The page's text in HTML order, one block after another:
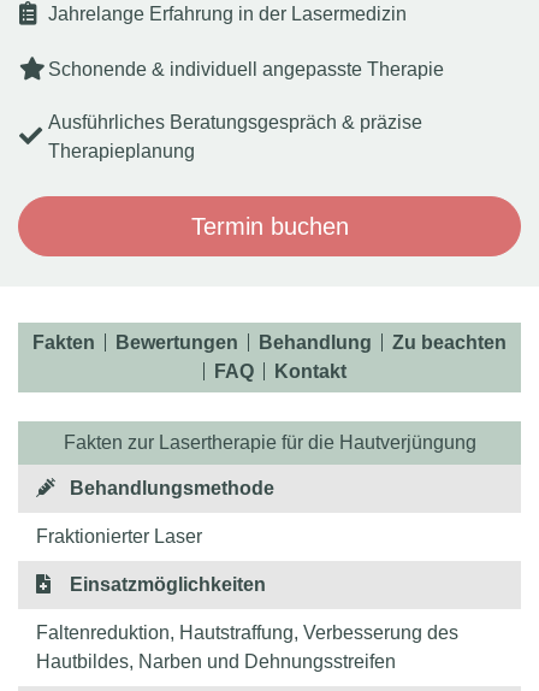
Jahrelange Erfahrung in der Lasermedizin
Schonende & individuell angepasste Therapie
Ausführliches Beratungsgespräch & präzise
Therapieplanung
Termin buchen
Fakten Bewertungen Behandlung
Zu beachten
FAQ
Kontakt
Fakten zur Lasertherapie für die Hautverjüngung
Behandlungsmethode
Fraktionierter Laser
Einsatzmöglichkeiten
Faltenreduktion, Hautstraffung, Verbesserung des
Hautbildes, Narben und Dehnungsstreifen